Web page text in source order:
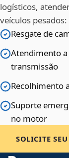
logísticos,
veículos pesados:
Resgate de
Atendimento
transmissão
Recolhimento
Suporte
no motor
SOLICITE